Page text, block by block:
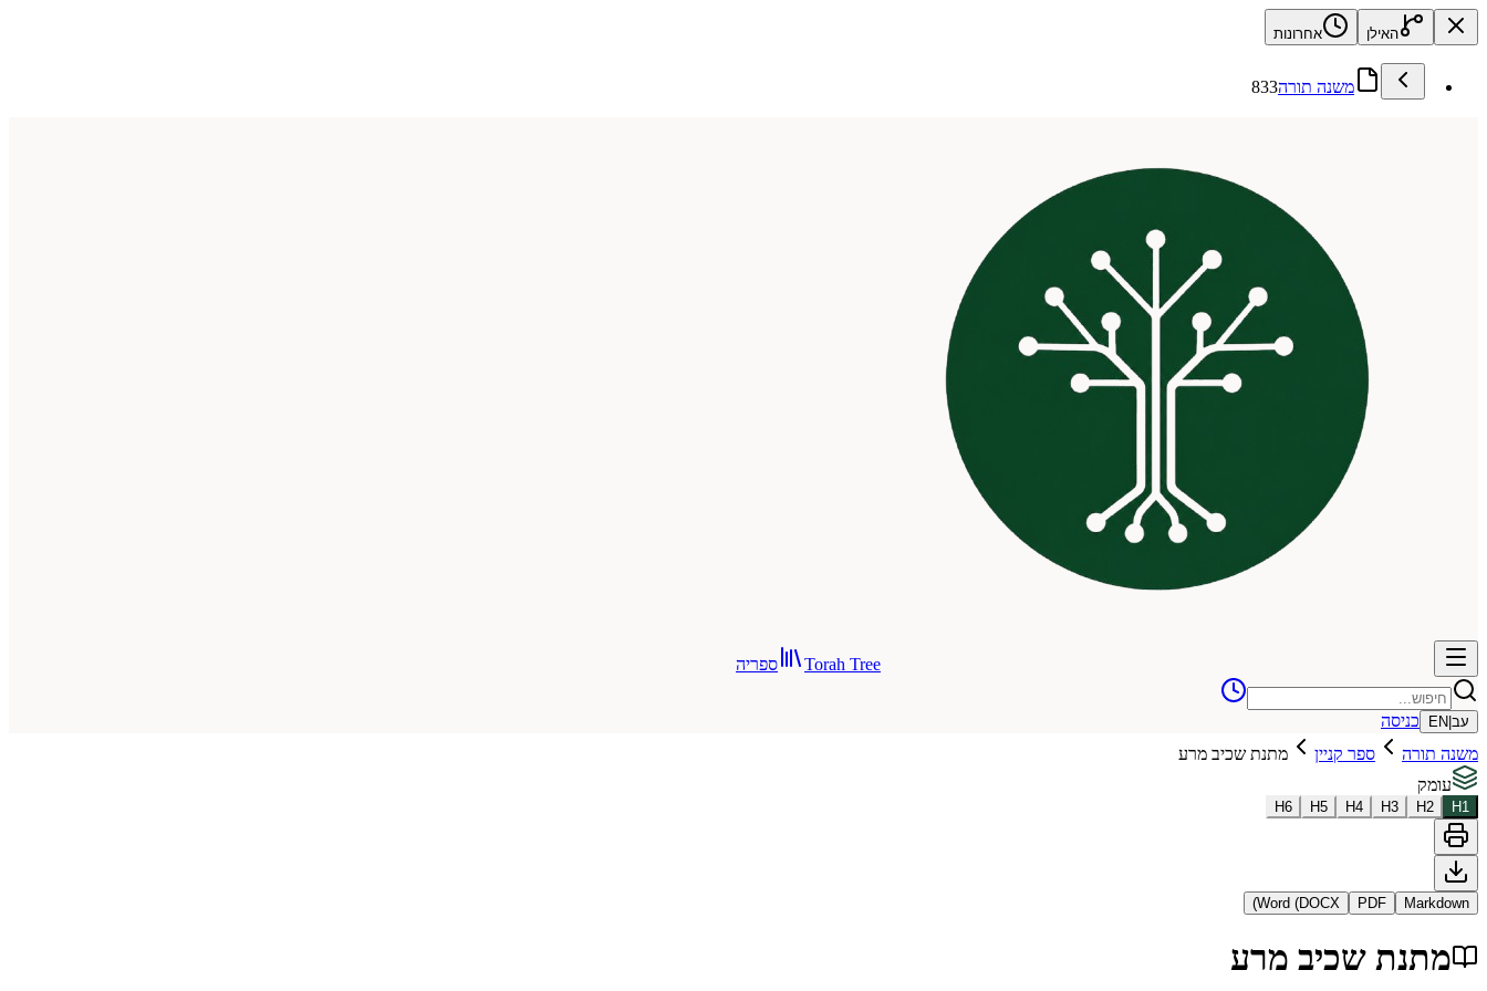
האילן אחרונות
משנה תורה833
Torah Tree ספריה
עב EN
כניסה
משנה תורה
ספר קניין
מתנת שכיב מרע
עומק
H1
H2
H3
H4
H5
H6
Markdown
PDF
Word (DOCX)
מתנת שכיב מרע